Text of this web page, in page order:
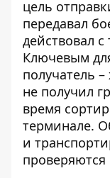
цель
передавал
действовал
Ключевым
получатель
не получил
время
терминале.
и
проверяются